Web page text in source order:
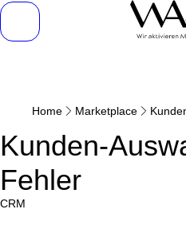
Home Marketplace
Kunden-
Fehler
CRM